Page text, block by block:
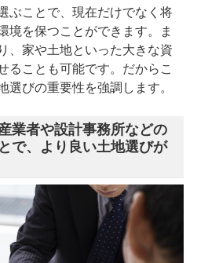
ぶことで、現在だけでなく将
境を保つことができます。ま
、家や土地といった大きな資
ることも可能です。だからこ
選びの重要性を強調します。
業者や設計事務所などの
で、より良い土地選びが